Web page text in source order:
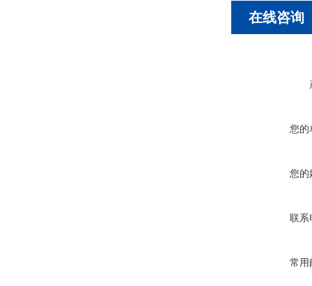
在线咨询
您的
您的
联系
常用